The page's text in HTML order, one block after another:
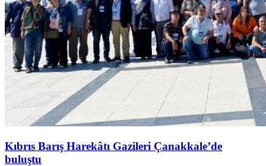
Kıbrıs Barış Harekâtı Gazileri Çanakkale’de
buluştu